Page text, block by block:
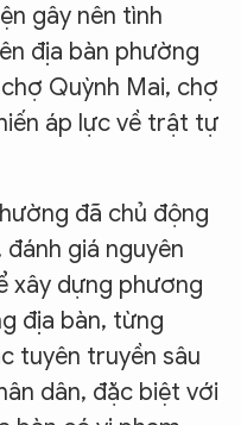
gây nên tình
địa bàn phường
Quỳnh Mai, chợ
áp lực về trật tự
đã chủ động
giá nguyên
xây dựng phương
địa bàn, từng
tuyên truyền sâu
dân, đặc biệt với